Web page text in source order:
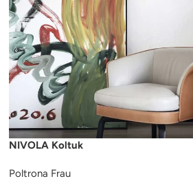
NIVOLA Koltuk
Poltrona Frau